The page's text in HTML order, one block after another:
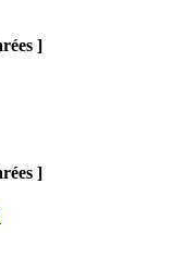
]
]